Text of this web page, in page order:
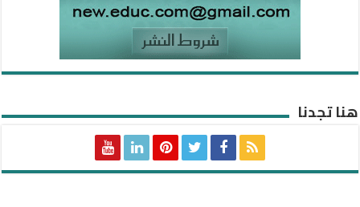
هنا تجدنا